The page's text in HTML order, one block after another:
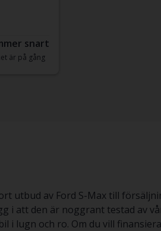
snart
är på gång
utbud av Ford S-Max till
i att den är noggrant testad av
i lugn och ro. Om du vill